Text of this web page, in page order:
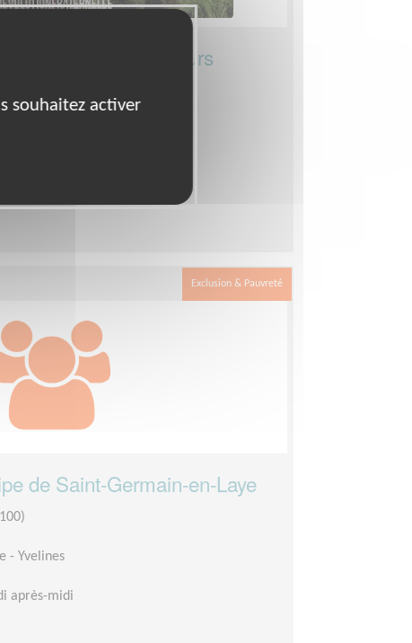
bénévoles du Secours
- Yvelines
Exclusion & Pauvreté
de Saint-Germain-en-Laye
- Yvelines
après-midi
souhaitez activer